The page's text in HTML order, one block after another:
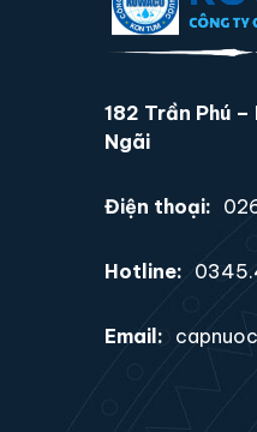
182 Trần Phú
Ngãi
Điện thoại:
Hotline:
Email: